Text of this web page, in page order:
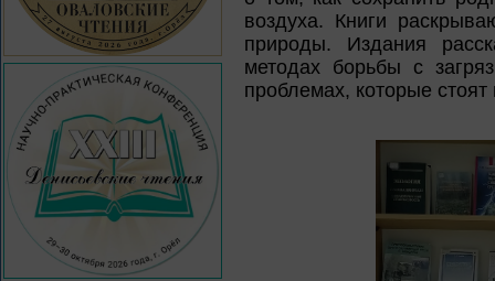
воздуха. Книги
природы. Издания
методах борьбы с
проблемах, которые